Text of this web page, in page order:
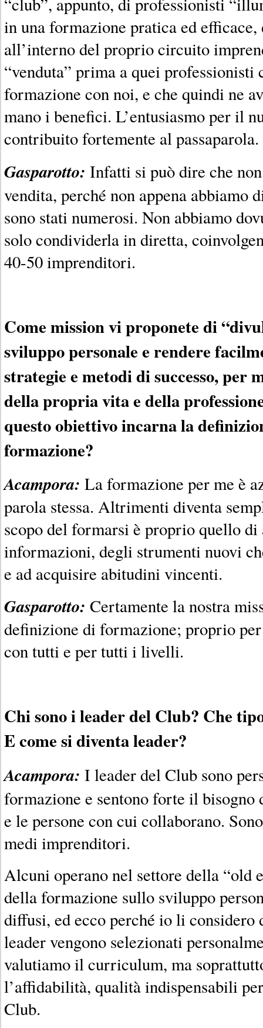
in una formazione pratica ed
all’interno del proprio circuito
“venduta” prima a quei professionisti
formazione con noi, e che quindi ne
mano i benefici. L’entusiasmo per il
contribuito fortemente al passaparola.
Gasparotto: Infatti si può dire che
vendita, perché non appena abbiamo
sono stati numerosi. Non abbiamo
solo condividerla in diretta,
40-50 imprenditori.
Come mission vi proponete di
sviluppo personale e rendere
strategie e metodi di successo, per
della propria vita e della
questo obiettivo incarna la
formazione?
Acampora: La formazione per me è
parola stessa. Altrimenti diventa
scopo del formarsi è proprio quello di
informazioni, degli strumenti nuovi
e ad acquisire abitudini vincenti.
Gasparotto: Certamente la nostra
definizione di formazione; proprio
con tutti e per tutti i livelli.
Chi sono i leader del Club? Che
E come si diventa leader?
Acampora: I leader del Club sono
formazione e sentono forte il bisogno
e le persone con cui collaborano.
medi imprenditori.
Alcuni operano nel settore della “old
della formazione sullo sviluppo
diffusi, ed ecco perché io li
leader vengono selezionati
valutiamo il curriculum, ma
l’affidabilità, qualità indispensabili
Club.